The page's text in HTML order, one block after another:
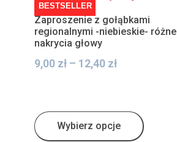
BESTSELLER
Zaproszenie z gołąbkami
regionalnymi -niebieskie- różne
nakrycia głowy
9,00 zł – 12,40 zł
Wybierz opcje